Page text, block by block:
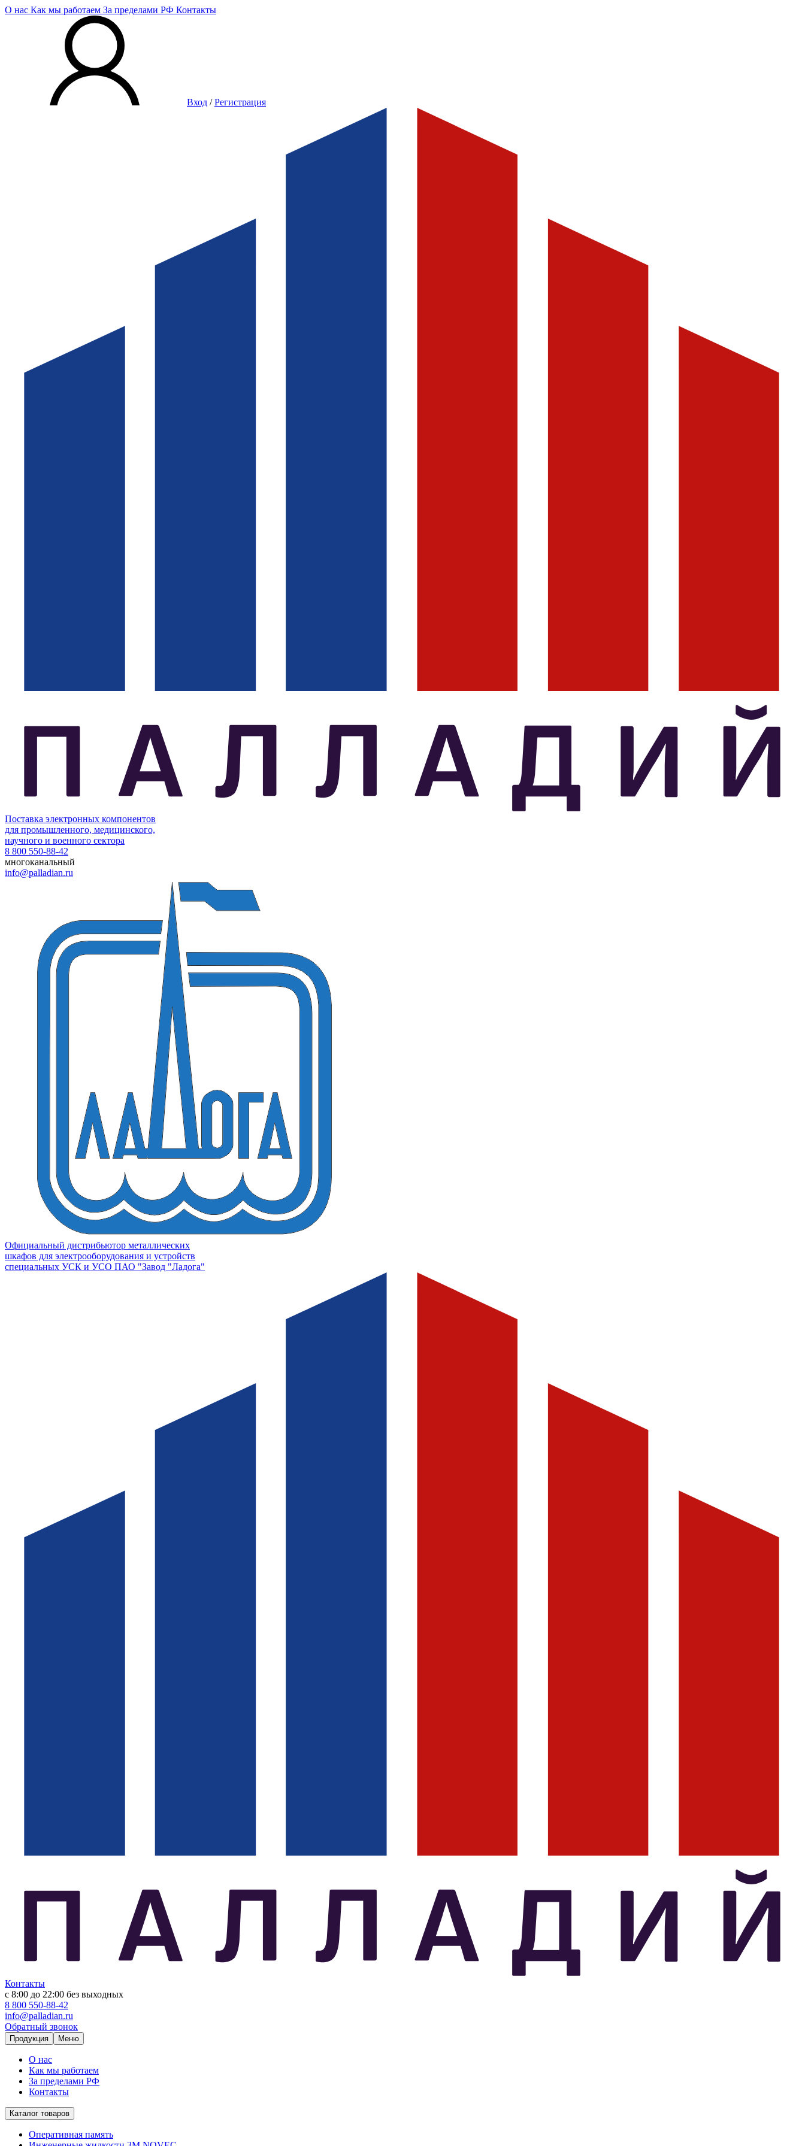
О нас Как мы работаем За пределами РФ Контакты
Вход /Регистрация
Поставка электронных компонентов
для промышленного, медицинского,
научного и военного сектора
8 800 550-88-42
многоканальный
info@palladian.ru
Официальный дистрибьютор металлических
шкафов для электрооборудования и устройств
специальных УСК и УСО ПАО "Завод "Ладога"
Контакты
с 8:00 до 22:00 без выходных
8 800 550-88-42
info@palladian.ru
Обратный звонок
Продукция Меню
О нас
Как мы работаем
За пределами РФ
Контакты
Каталог товаров
Оперативная память